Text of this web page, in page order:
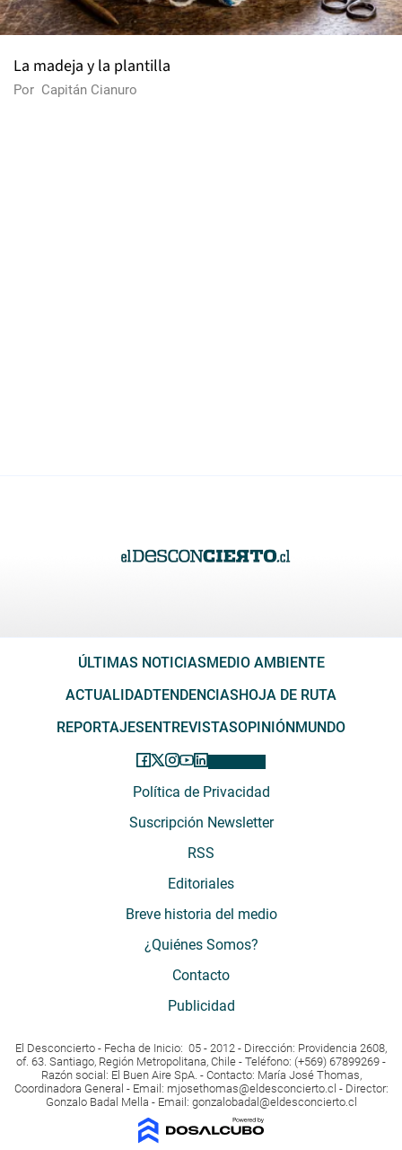
La madeja y la plantilla
Por Capitán Cianuro
ÚLTIMAS NOTICIASMEDIO AMBIENTE
ACTUALIDADTENDENCIASHOJA DE RUTA
REPORTAJESENTREVISTASOPINIÓNMUNDO
Política de Privacidad
Suscripción Newsletter
RSS
Editoriales
Breve historia del medio
¿Quiénes Somos?
Contacto
Publicidad
El Desconcierto - Fecha de Inicio: 05 - 2012 - Dirección: Providencia 2608,
of. 63. Santiago, Región Metropolitana, Chile - Teléfono: (+569) 67899269 -
Razón social: El Buen Aire SpA. - Contacto: María José Thomas,
Coordinadora General - Email: mjosethomas@eldesconcierto.cl - Director:
Gonzalo Badal Mella - Email: gonzalobadal@eldesconcierto.cl